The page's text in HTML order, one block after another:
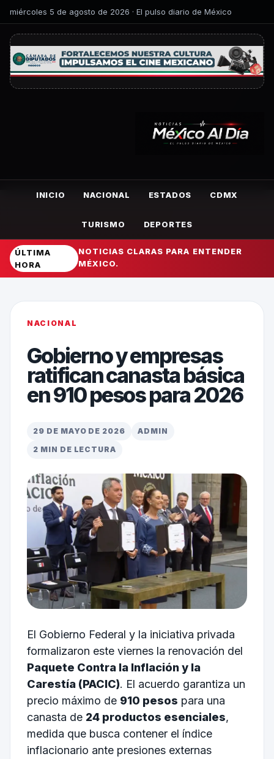
miércoles 5 de agosto de 2026 · El pulso diario de México
INICIO NACIONAL ESTADOS CDMX
TURISMO DEPORTES
ÚLTIMA
HORA
NOTICIAS CLARAS PARA ENTENDER
MÉXICO.
NACIONAL
Gobierno y empresas
ratifican canasta básica
en 910 pesos para 2026
29 DE MAYO DE 2026
ADMIN
2 MIN DE LECTURA
El Gobierno Federal y la iniciativa privada
formalizaron este viernes la renovación del
Paquete Contra la Inflación y la
Carestía (PACIC). El acuerdo garantiza un
precio máximo de 910 pesos para una
canasta de 24 productos esenciales,
medida que busca contener el índice
inflacionario ante presiones externas